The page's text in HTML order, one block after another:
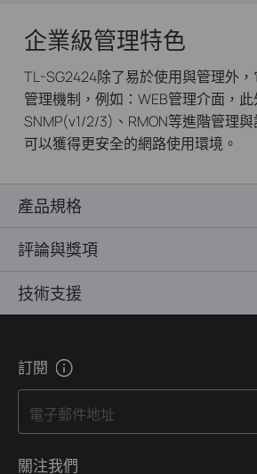
企業級管理特色
TL-SG2424除了易於使用與管理外
管理機制，例如：WEB管理介面，此
SNMP(v1/2/3)、RMON等進階管理
可以獲得更安全的網路使用環境。
產品規格
評論與獎項
技術支援
訂閱
電子郵件地址
關注我們